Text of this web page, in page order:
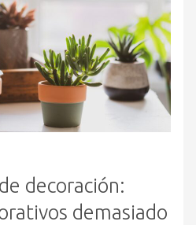
decoración:
demasiado